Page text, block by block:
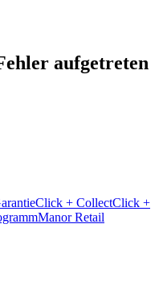
aufgetreten
Click + CollectClick +
Manor Retail